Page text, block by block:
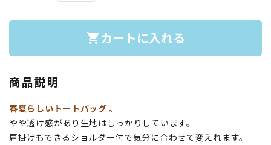
shopping_cart カートに入れる
商品説明
春夏らしいトートバッグ 。
やや透け感があり生地はしっかりしています。
肩掛けもできるショルダー付で気分に合わせて変えれます。